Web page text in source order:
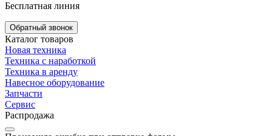
Бесплатная линия
Обратный звонок
Каталог товаров
Новая техника
Техника с наработкой
Техника в аренду
Навесное оборудование
Запчасти
Сервис
Распродажа